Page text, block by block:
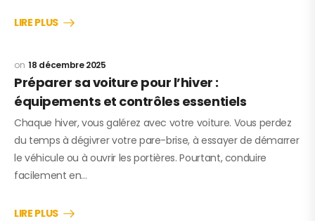
LIRE PLUS
18 décembre 2025
Préparer sa voiture pour l’hiver :
équipements et contrôles essentiels
Chaque hiver, vous galérez avec votre voiture. Vous perdez
du temps à dégivrer votre pare-brise, à essayer de démarrer
le véhicule ou à ouvrir les portières. Pourtant, conduire
facilement en…
LIRE PLUS